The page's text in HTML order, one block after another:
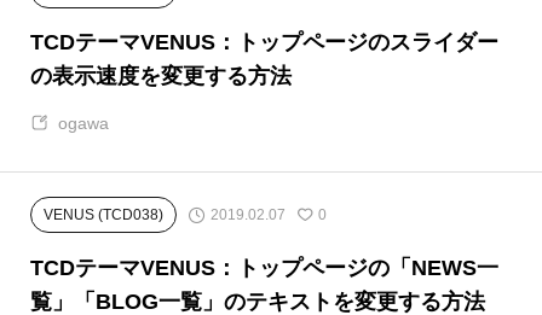
TCDテーマVENUS：トップページのスライダー
の表示速度を変更する方法
ogawa
VENUS (TCD038) 2019.02.07 0
TCDテーマVENUS：トップページの「NEWS一
覧」「BLOG一覧」のテキストを変更する方法